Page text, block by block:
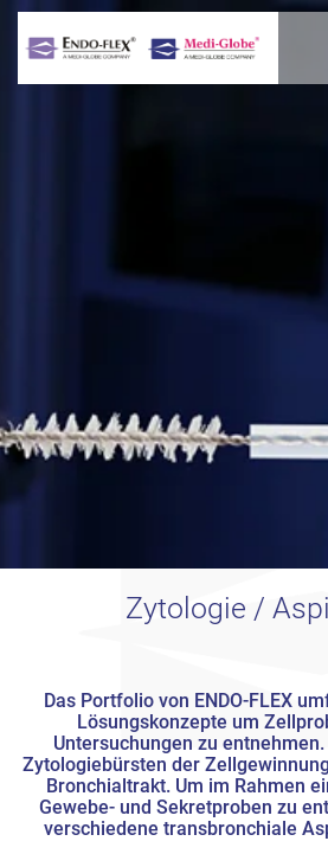
Zytologie /
Das Portfolio von ENDO-FLEX
Lösungskonzepte um
Untersuchungen zu
Zytologiebürsten der
Bronchialtrakt. Um im Rahmen
Gewebe- und Sekretproben zu
verschiedene transbronchiale